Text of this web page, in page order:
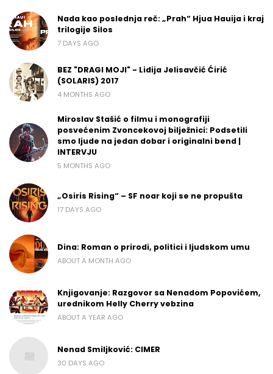
Nada kao poslednja reč: „Prah“ Hjua Hauija i kraj
trilogije Silos
7 DAYS AGO
BEZ "DRAGI MOJI" - Lidija Jelisavčić Ćirić
(SOLARIS) 2017
4 MONTHS AGO
Miroslav Stašić o filmu i monografiji
posvećenim Zvoncekovoj bilježnici: Podsetili
smo ljude na jedan dobar i originalni bend |
INTERVJU
5 MONTHS AGO
„Osiris Rising“ – SF noar koji se ne propušta
17 DAYS AGO
Dina: Roman o prirodi, politici i ljudskom umu
ABOUT A MONTH AGO
Knjigovanje: Razgovor sa Nenadom Popovićem,
urednikom Helly Cherry vebzina
ABOUT A YEAR AGO
Nenad Smiljković: CIMER
30 DAYS AGO